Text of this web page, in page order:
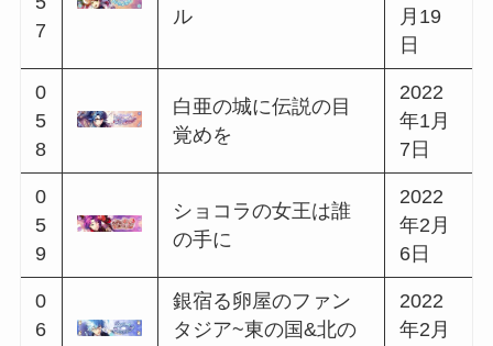
7
の国~
23日
4
8
の国~
2021
年8月
8日
4
9
眠れぬ夜のカンペッ
ジオ
2021
年8月
21日
5
0
ソディ~北の国&西の
国~
2021
年9月
9日